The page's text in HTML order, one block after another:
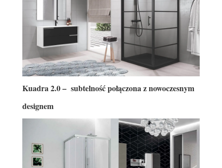
Kuadra 2.0 – subtelność połączona z nowoczesnym
designem